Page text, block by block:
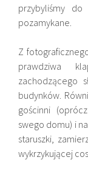
przybyliśmy do
pozamykane.
Z
prawdziwa
zachodzącego
budynków.
gościnni
swego domu) i
staruszki,
wykrzykującej